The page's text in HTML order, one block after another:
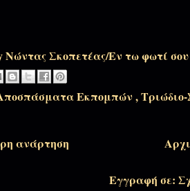
Σας ικετεύω!
με του Χριστού
του ονείρου
Νώντας Σκοπετέας/Εν τω φωτί
Εκπομπών,
ανάρτηση
Εγγραφή σε: